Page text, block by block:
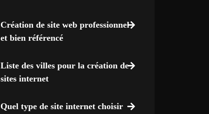
Création de site web professionnel
et bien référencé
Liste des villes pour la création de
sites internet
Quel type de site internet choisir